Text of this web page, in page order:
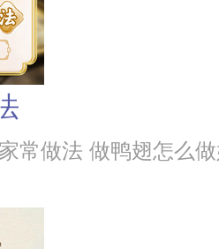
常做法 做鸭翅怎么